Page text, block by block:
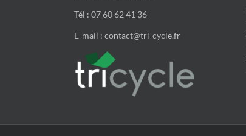
Tél : 07 60 62 41 36
E-mail : contact@tri-cycle.fr